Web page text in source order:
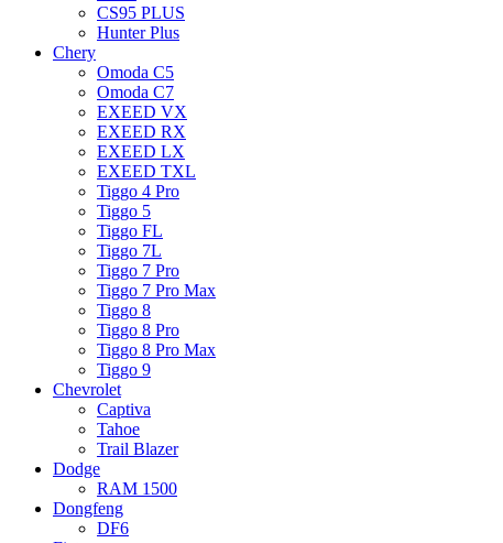
CS95 PLUS
Hunter Plus
Chery
Omoda C5
Omoda C7
EXEED VX
EXEED RX
EXEED LX
EXEED TXL
Tiggo 4 Pro
Tiggo 5
Tiggo FL
Tiggo 7L
Tiggo 7 Pro
Tiggo 7 Pro Max
Tiggo 8
Tiggo 8 Pro
Tiggo 8 Pro Max
Tiggo 9
Chevrolet
Captiva
Tahoe
Trail Blazer
Dodge
RAM 1500
Dongfeng
DF6